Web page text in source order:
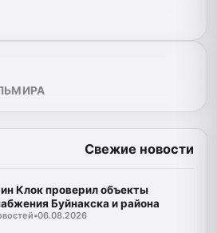
Свежие новости
Клок проверил объекты
Буйнакска и района
•06.08.2026